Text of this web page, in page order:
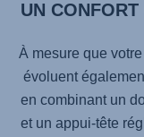
UN
À mesure que
évoluent
en combinant un
et un appui-tête